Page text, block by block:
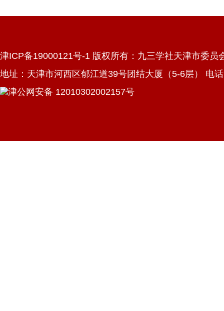
津ICP备19000121号-1 版权所有：九三学社天津市委员
地址：天津市河西区郁江道39号团结大厦（5-6层） 电
津公网安备 12010302002157号